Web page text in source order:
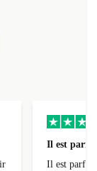
Il est
Il est parfait